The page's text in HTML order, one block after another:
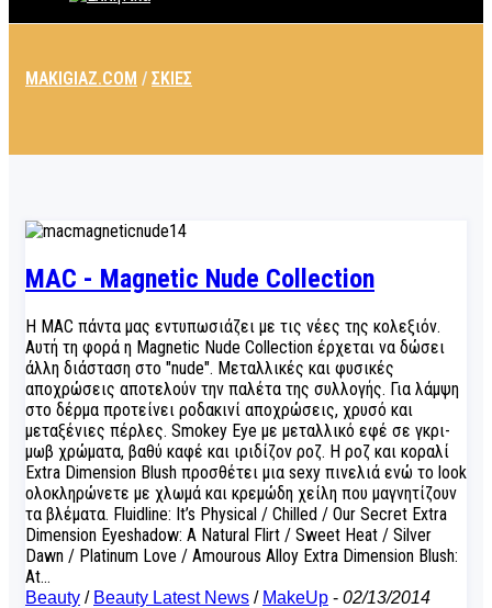
MAKIGIAZ.COM / ΣΚΙΈΣ
MAC - Magnetic Nude Collection
Η MAC πάντα μας εντυπωσιάζει με τις νέες της κολεξιόν.
Αυτή τη φορά η Magnetic Nude Collection έρχεται να δώσει
άλλη διάσταση στο "nude". Μεταλλικές και φυσικές
αποχρώσεις αποτελούν την παλέτα της συλλογής. Για λάμψη
στο δέρμα προτείνει ροδακινί αποχρώσεις, χρυσό και
μεταξένιες πέρλες. Smokey Eye με μεταλλικό εφέ σε γκρι-
μωβ χρώματα, βαθύ καφέ και ιριδίζον ροζ. Η ροζ και κοραλί
Extra Dimension Blush προσθέτει μια sexy πινελιά ενώ το look
ολοκληρώνετε με χλωμά και κρεμώδη χείλη που μαγνητίζουν
τα βλέματα. Fluidline: It’s Physical / Chilled / Our Secret Extra
Dimension Eyeshadow: A Natural Flirt / Sweet Heat / Silver
Dawn / Platinum Love / Amourous Alloy Extra Dimension Blush:
At…
Beauty / Beauty Latest News / MakeUp - 02/13/2014